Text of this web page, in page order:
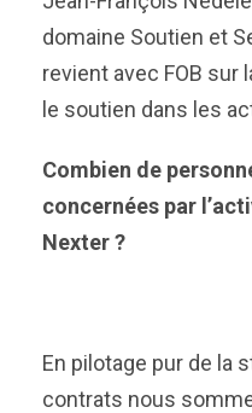
domaine Soutien et
revient avec FOB sur
le soutien dans les
Combien de
concernées par
Nexter ?
En pilotage pur de la
contrats nous